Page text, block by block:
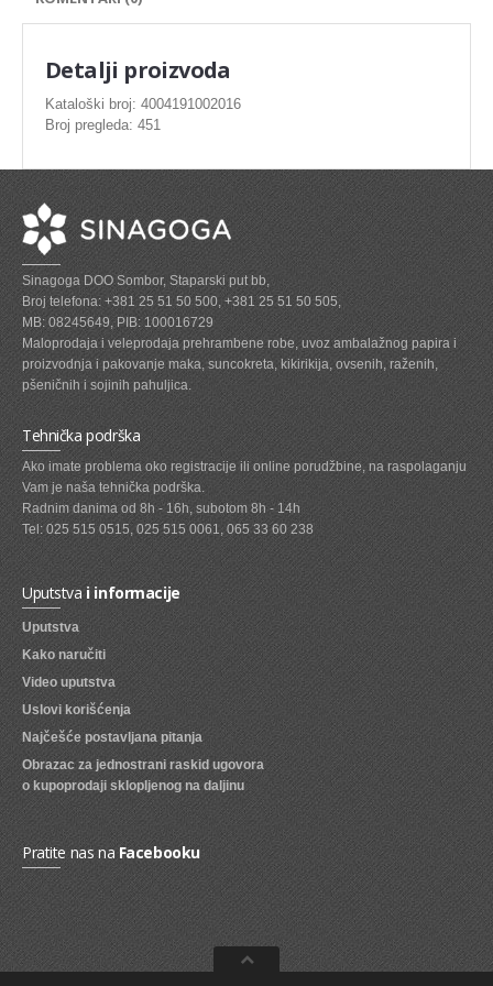
ZAMRZNUTO MESO SVINJSKO
ZAMRZNUTA RIBA
ZAMRZNUTO MESO PILETINA
PASTETE I MESNI NARESCI
TUNJEVINE I KONZERVE
GOTOVA JELA
SIROVINA ZA GASTRO
GASTRO
KISELISI
KECAP, SENF, REN, PARADAJZ,SOS
KOMPOTI
SVEZE VOCE
SVEZE POVRCE
DZEMOVI, MARMALADE I MED
BOMBONI
ZVAKE
LIZALICE
COKOLADE
KREMOVI
BOMBONJERE I PRALINE
MALE COKOLADE I BAROVI
KEKSOVI
KEKS STRUDLE
Detalji proizvoda
Kataloški broj: 4004191002016
Broj pregleda: 451
Sinagoga DOO Sombor, Staparski put bb,
Broj telefona: +381 25 51 50 500, +381 25 51 50 505,
MB: 08245649, PIB: 100016729
Maloprodaja i veleprodaja prehrambene robe, uvoz ambalažnog papira i
proizvodnja i pakovanje maka, suncokreta, kikirikija, ovsenih, raženih,
pšeničnih i sojinih pahuljica.
Tehnička podrška
Ako imate problema oko registracije ili online porudžbine, na raspolaganju
Vam je naša tehnička podrška.
Radnim danima od 8h - 16h, subotom 8h - 14h
Tel: 025 515 0515, 025 515 0061, 065 33 60 238
Uputstvai informacije
Uputstva
Kako naručiti
Video uputstva
Uslovi korišćenja
Najčešće postavljana pitanja
Obrazac za jednostrani raskid ugovora
o kupoprodaji sklopljenog na daljinu
Pratite nas na Facebooku